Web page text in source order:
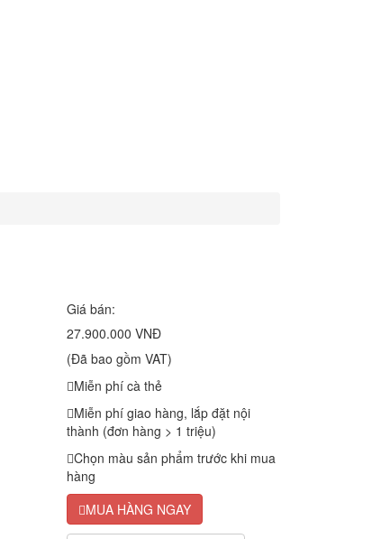
Giá bán:
27.900.000 VNĐ
(Đã bao gồm VAT)
Miễn phí cà thẻ
Miễn phí giao hàng, lắp đặt nội
thành (đơn hàng > 1 triệu)
Chọn màu sản phẩm trước khi mua
hàng
MUA HÀNG NGAY